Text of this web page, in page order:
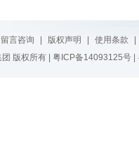
留言咨询 | 版权声明 | 使用条款
|
版权所有 | 粤ICP备14093125号 |